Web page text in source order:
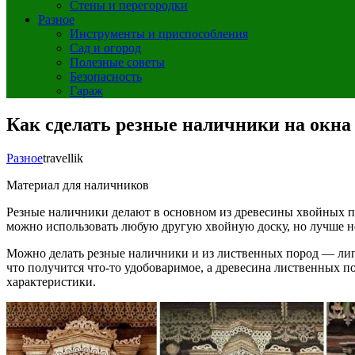
Стены и перегородки
Разное
Инструменты и приспособления
Сад и огород
Полезные советы
Безопасность
Гараж
Как сделать резные наличники на
Разноеtravellik
Материал для наличников
Резные наличники делают в основном из древесины хвойных
можно использовать любую другую хвойную доску, но лучше
Можно делать резные наличники и из лиственных пород —
что получится что-то удобоваримое, а древесина лиственных
характеристики.